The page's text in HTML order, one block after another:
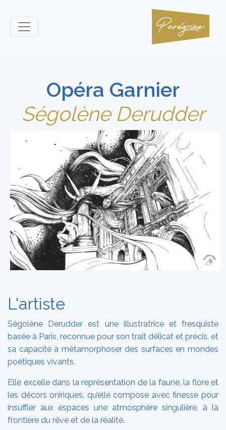
Opéra Garnier
Ségolène Derudder
L'artiste
Ségolène Derudder est une illustratrice et fresquiste
basée à Paris, reconnue pour son trait délicat et précis, et
sa capacité à métamorphoser des surfaces en mondes
poétiques vivants.
Elle excelle dans la représentation de la faune, la flore et
les décors oniriques, qu’elle compose avec finesse pour
insuffler aux espaces une atmosphère singulière, à la
frontière du rêve et de la réalité.